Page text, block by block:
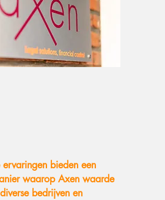
ervaringen bieden een
waarop Axen waarde
bedrijven en